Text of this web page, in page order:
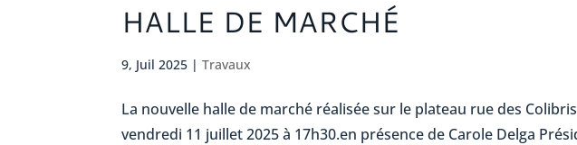
HALLE DE MARCHÉ
9, Juil 2025 |Travaux
La nouvelle halle de marché réalisée sur le plateau rue des
vendredi 11 juillet 2025 à 17h30.en présence de Carole Delga